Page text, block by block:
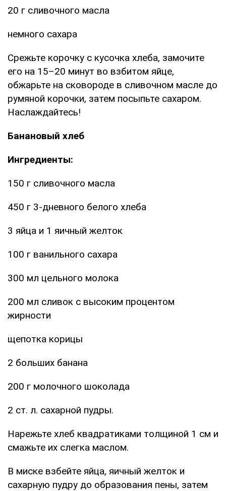
20 г сливочного масла
немного сахара
Срежьте корочку с кусочка хлеба, замочите
его на 15–20 минут во взбитом яйце,
обжарьте на сковороде в сливочном масле до
румяной корочки, затем посыпьте сахаром.
Наслаждайтесь!
Банановый хлеб
Ингредиенты:
150 г сливочного масла
450 г 3-дневного белого хлеба
3 яйца и 1 яичный желток
100 г ванильного сахара
300 мл цельного молока
200 мл сливок с высоким процентом
жирности
щепотка корицы
2 больших банана
200 г молочного шоколада
2 ст. л. сахарной пудры.
Нарежьте хлеб квадратиками толщиной 1 см и
смажьте их слегка маслом.
В миске взбейте яйца, яичный желток и
сахарную пудру до образования пены, затем